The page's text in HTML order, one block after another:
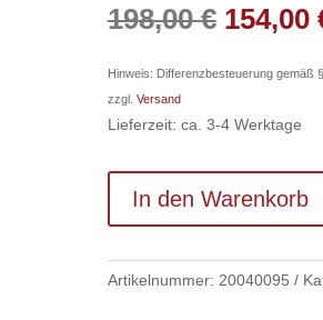
198,00€
Preis
war:
154,00
Hinweis: Differenzbesteuerung gemäß
zzgl. Versand
Lieferzeit: ca. 3-4 Werktage
In den Warenkorb
Artikelnummer: 20040095